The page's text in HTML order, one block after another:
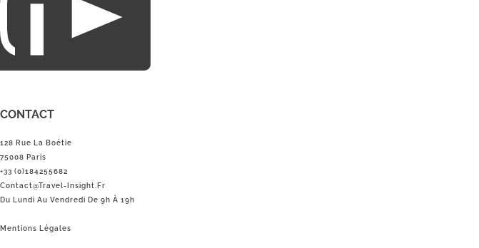
CONTACT
128 Rue La Boétie
75008 Paris
+33 (0)184255682
Contact@Travel-Insight.fr
Du Lundi Au Vendredi De 9h À 19h
Mentions Légales